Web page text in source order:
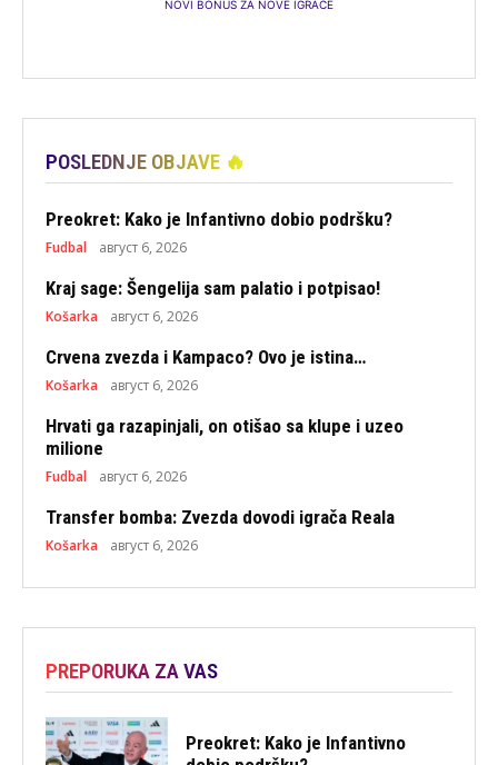
NOVI BONUS ZA NOVE IGRAČE
POSLEDNJE OBJAVE 🔥
Preokret: Kako je Infantivno dobio podršku?
Fudbal август 6, 2026
Kraj sage: Šengelija sam palatio i potpisao!
Košarka август 6, 2026
Crvena zvezda i Kampaco? Ovo je istina…
Košarka август 6, 2026
Hrvati ga razapinjali, on otišao sa klupe i uzeo
milione
Fudbal август 6, 2026
Transfer bomba: Zvezda dovodi igrača Reala
Košarka август 6, 2026
PREPORUKA ZA VAS
Preokret: Kako je Infantivno